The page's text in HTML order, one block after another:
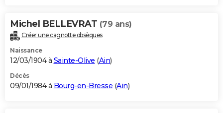
Michel BELLEVRAT (79 ans)
Créer une cagnotte obsèques
Naissance
12/03/1904 à Sainte-Olive (Ain)
Décès
09/01/1984 à Bourg-en-Bresse (Ain)